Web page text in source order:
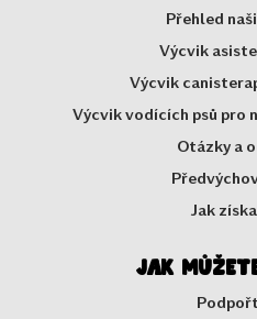
Přehled
Výcvik
Výcvik
Výcvik vodících psů pro
Otázky a
Jak
Jak